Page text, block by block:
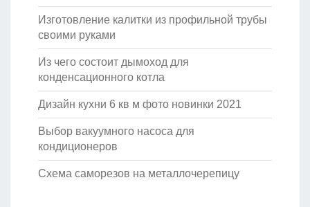
Изготовление калитки из профильной трубы
своими руками
Из чего состоит дымоход для
конденсационного котла
Дизайн кухни 6 кв м фото новинки 2021
Выбор вакуумного насоса для
кондиционеров
Схема саморезов на металлочерепицу